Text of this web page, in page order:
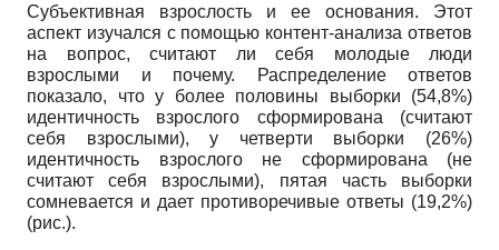
Субъективная взрослость и ее основания. Этот
аспект изучался с помощью контент-анализа ответов
на вопрос, считают ли себя молодые люди
взрослыми и почему. Распределение ответов
показало, что у более половины выборки (54,8%)
идентичность взрослого сформирована (считают
себя взрослыми), у четверти выборки (26%)
идентичность взрослого не сформирована (не
считают себя взрослыми), пятая часть выборки
сомневается и дает противоречивые ответы (19,2%)
(рис.).